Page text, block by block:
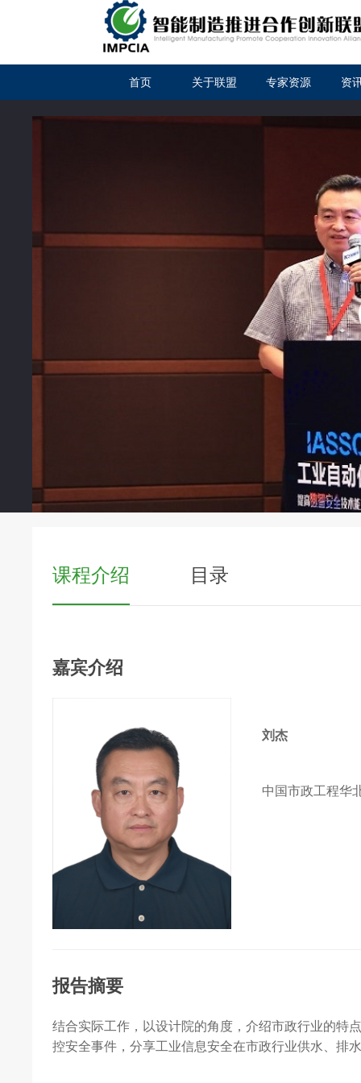
首页 关于联盟 专家资源 资
课程介绍 目录
嘉宾介绍
刘杰
中国市政工程华
报告摘要
结合实际工作，以设计院的角度，介绍市政行业的特
控安全事件，分享工业信息安全在市政行业供水、排